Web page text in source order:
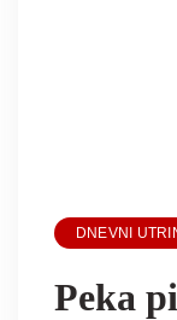
DNEVNI
Peka